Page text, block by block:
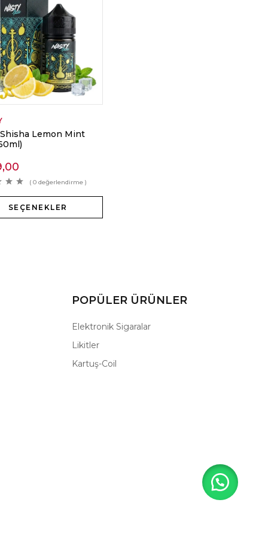
Lemon Mint
( 0 değerlendirme )
SEÇENEKLER
POPÜLER ÜRÜNLER
Elektronik Sigaralar
Likitler
Kartuş-Coil